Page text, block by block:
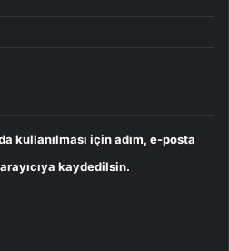
kullanılması için adım, e-posta
kaydedilsin.